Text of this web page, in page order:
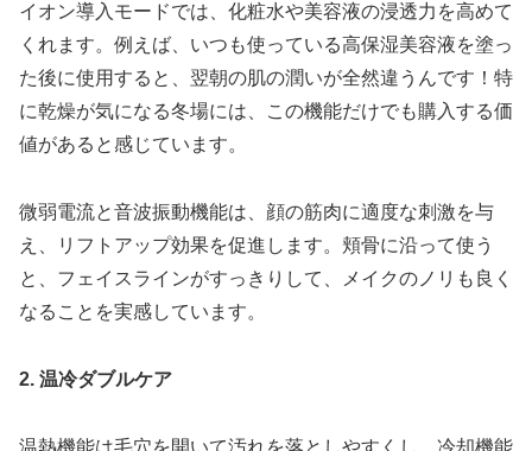
イオン導入モードでは、化粧水や美容液の浸透力を高めて
くれます。例えば、いつも使っている高保湿美容液を塗っ
た後に使用すると、翌朝の肌の潤いが全然違うんです！特
に乾燥が気になる冬場には、この機能だけでも購入する価
値があると感じています。
微弱電流と音波振動機能は、顔の筋肉に適度な刺激を与
え、リフトアップ効果を促進します。頬骨に沿って使う
と、フェイスラインがすっきりして、メイクのノリも良く
なることを実感しています。
2. 温冷ダブルケア
温熱機能は毛穴を開いて汚れを落としやすくし、冷却機能